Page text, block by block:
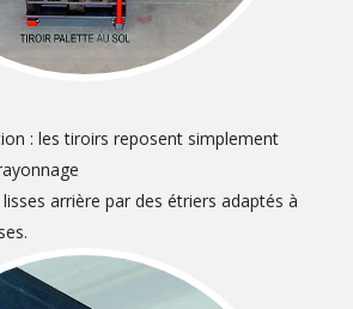
: les tiroirs reposent simplement
arrière par des étriers adaptés à